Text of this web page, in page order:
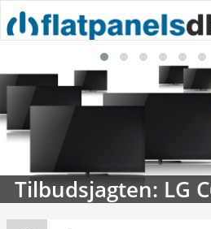
Tilbudsjagten: LG